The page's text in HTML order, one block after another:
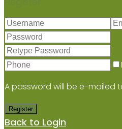
A password will be e-mailed
Register
Back to Login